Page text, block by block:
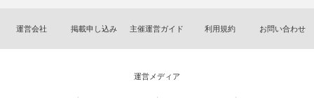
運営会社 掲載申し込み 主催運営ガイド 利用規約 お問い合わせ
運営メディア